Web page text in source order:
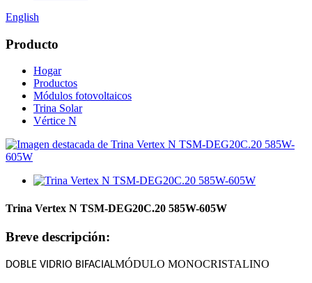
English
Producto
Hogar
Productos
Módulos fotovoltaicos
Trina Solar
Vértice N
Trina Vertex N TSM-DEG20C.20 585W-605W
Breve descripción:
DOBLE VIDRIO BIFACIALMÓDULO MONOCRISTALINO